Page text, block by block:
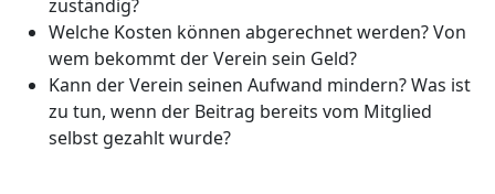
zuständig?
Welche Kosten können abgerechnet werden? Von
wem bekommt der Verein sein Geld?
Kann der Verein seinen Aufwand mindern? Was ist
zu tun, wenn der Beitrag bereits vom Mitglied
selbst gezahlt wurde?